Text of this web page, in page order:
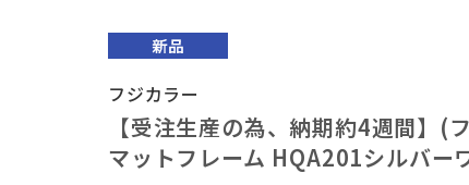
フジカラー
【受注生産の為、納期約4週間】(
マットフレーム HQA201シルバー